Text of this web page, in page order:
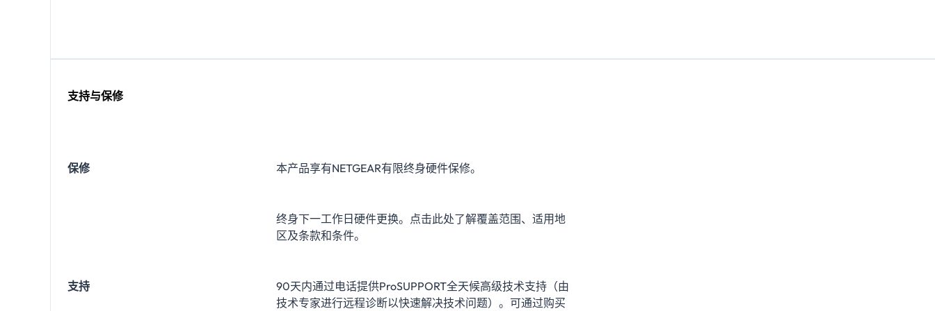
支持与保修
保修 本产品享有NETGEAR有限终身硬件保修。
终身下一工作日硬件更换。点击此处了解覆盖范围、适用地
区及条款和条件。
支持
90天内通过电话提供ProSUPPORT全天候高级技术支持（由
技术专家进行远程诊断以快速解决技术问题）。可通过购买